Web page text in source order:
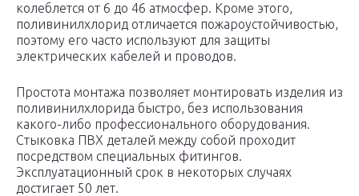
колеблется от 6 до 46 атмосфер. Кроме этого,
поливинилхлорид отличается пожароустойчивостью,
поэтому его часто используют для защиты
электрических кабелей и проводов.
Простота монтажа позволяет монтировать изделия из
поливинилхлорида быстро, без использования
какого-либо профессионального оборудования.
Стыковка ПВХ деталей между собой проходит
посредством специальных фитингов.
Эксплуатационный срок в некоторых случаях
достигает 50 лет.